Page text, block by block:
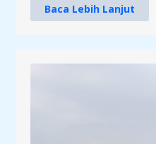
Baca Lebih Lanjut